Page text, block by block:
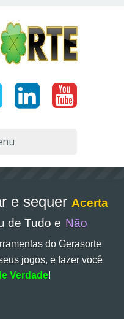
e sequer Acerta
de Tudo e Não
do Gerasorte
jogos, e fazer você
Verdade!